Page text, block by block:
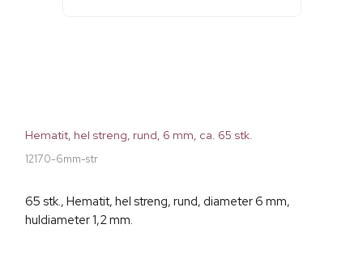
Hematit, hel streng, rund, 6 mm, ca. 65 stk.
12170-6mm-str
65 stk., Hematit, hel streng, rund, diameter 6 mm,
huldiameter 1,2 mm.